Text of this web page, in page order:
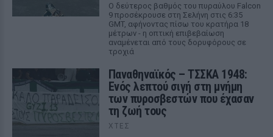
Ο δεύτερος βαθμός του πυραύλου Falcon
9 προσέκρουσε στη Σελήνη στις 6:35
GMT, αφήνοντας πίσω του κρατήρα 18
μέτρων - η οπτική επιβεβαίωση
αναμένεται από τους δορυφόρους σε
τροχιά
Παναθηναϊκός – ΤΣΣΚΑ 1948:
Ενός λεπτού σιγή στη μνήμη
των πυροσβεστών που έχασαν
τη ζωή τους
ΧΤΕΣ